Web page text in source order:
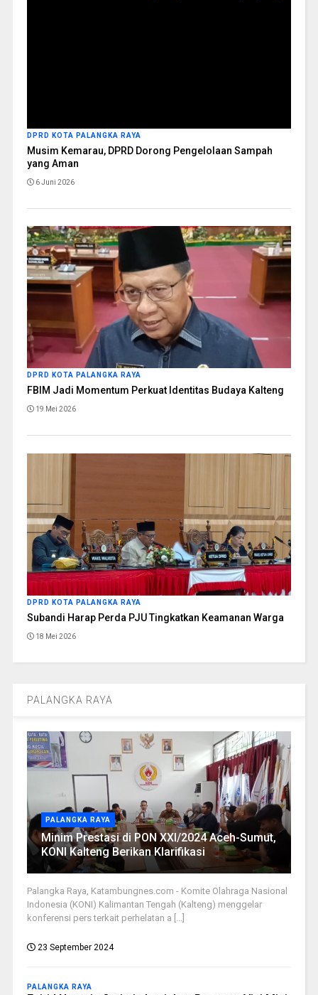
DPRD KOTA PALANGKA RAYA
Musim Kemarau, DPRD Dorong Pengelolaan Sampah
yang Aman
6 Juni 2026
DPRD KOTA PALANGKA RAYA
FBIM Jadi Momentum Perkuat Identitas Budaya Kalteng
19 Mei 2026
DPRD KOTA PALANGKA RAYA
Subandi Harap Perda PJU Tingkatkan Keamanan Warga
18 Mei 2026
PALANGKA RAYA
PALANGKA RAYA
Minim Prestasi di PON XXI/2024 Aceh-Sumut,
KONI Kalteng Berikan Klarifikasi
Palangka Raya, Katambungnes.com - Komite Olahraga Nasional
Indonesia (KONI) Kalimantan Tengah (Kalteng) menggelar
konferensi pers terkait perhelatan a [...]
23 September 2024
PALANGKA RAYA